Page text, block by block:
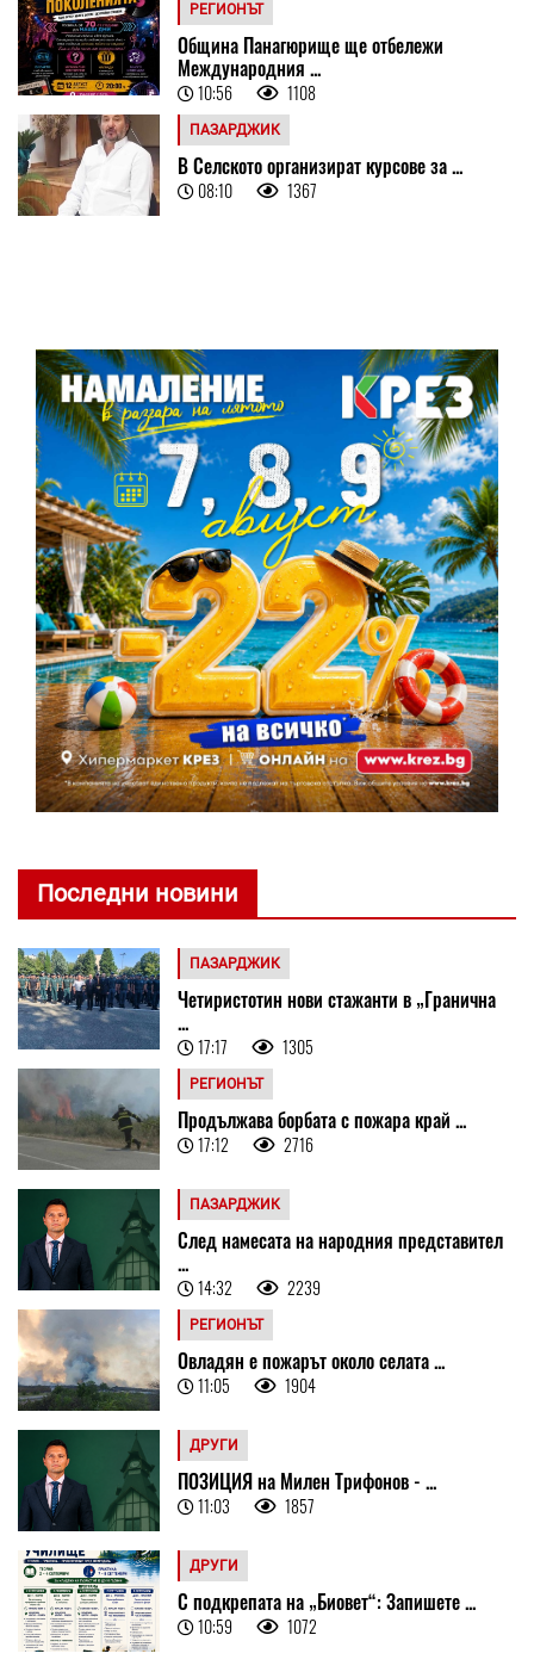
РЕГИОНЪТ
Община Панагюрище ще отбележи
Международния ...
10:56 1108
ПАЗАРДЖИК
В Селското организират курсове за ...
08:10 1367
Последни новини
ПАЗАРДЖИК
Четиристотин нови стажанти в „Гранична
...
17:17 1305
РЕГИОНЪТ
Продължава борбата с пожара край ...
17:12 2716
ПАЗАРДЖИК
След намесата на народния представител
...
14:32 2239
РЕГИОНЪТ
Овладян е пожарът около селата ...
11:05 1904
ДРУГИ
ПОЗИЦИЯ на Милен Трифонов - ...
11:03 1857
ДРУГИ
С подкрепата на „Биовет“: Запишете ...
10:59 1072